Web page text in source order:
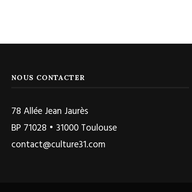
NOUS CONTACTER
78 Allée Jean Jaurès
BP 71028 • 31000 Toulouse
contact@culture31.com